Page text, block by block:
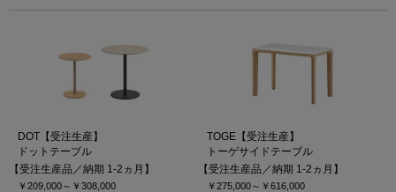
DOT【受注生産】
ドットテーブル
【受注生産品／納期 1-2ヵ月】
￥209,000～ ￥308,000
TOGE【受注生産】
トーゲサイドテーブル
【受注生産品／納期 1-2ヵ月】
￥275,000～ ￥616,000